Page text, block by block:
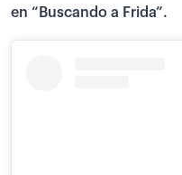
en “Buscando a Frida”.